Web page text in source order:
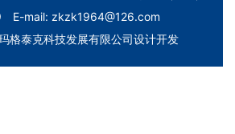
E-mail: zkzk1964@126.com
格泰克科技发展有限公司设计开发